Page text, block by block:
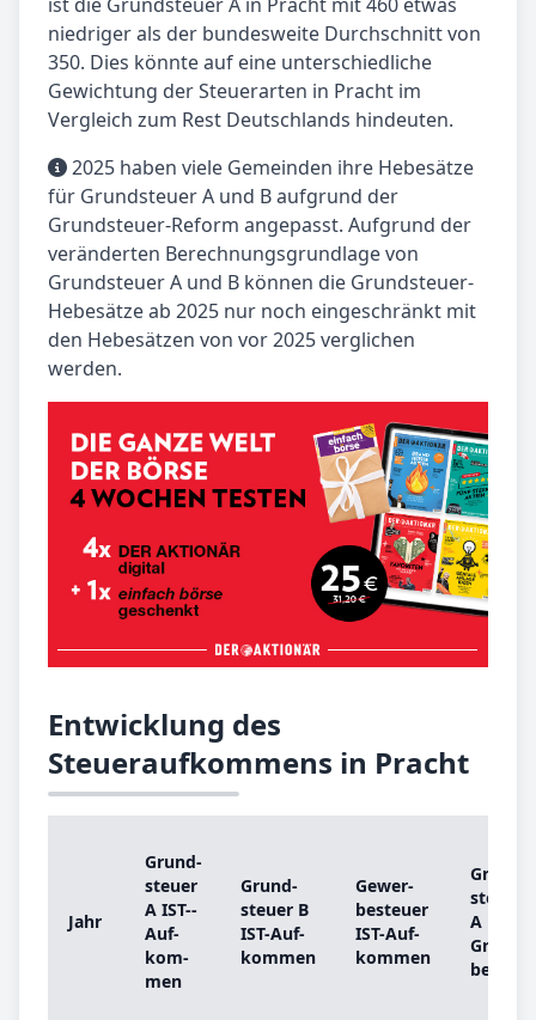
niedriger als der bundesweite Durchschnitt von
350. Dies könnte auf eine unterschiedliche
Gewichtung der Steuerarten in Pracht im
Vergleich zum Rest Deutschlands hindeuten.
2025 haben viele Gemeinden ihre Hebesätze
für Grundsteuer A und B aufgrund der
Grundsteuer-Reform angepasst. Aufgrund der
veränderten Berechnungsgrundlage von
Grundsteuer A und B können die Grundsteuer-
Hebesätze ab 2025 nur noch eingeschränkt mit
den Hebesätzen von vor 2025 verglichen
werden.
Entwicklung des
Steueraufkommens in Pracht
Jahr
Grund­
steu­er
A IST-­
Auf­
kom­
men
Grund­
steu­er B
IST-­Auf­
kom­men
Ge­wer­
be­steu­er
IST-­Auf­
kom­men
Grund­
steu­er
A
Grund­
be­trag